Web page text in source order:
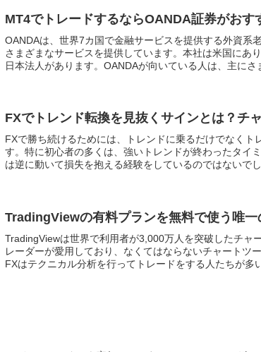
MT4でトレードするならOANDA証券がおす
OANDAは、世界7カ国で金融サービスを提供する外資系
さまざまなサービスを提供しています。本社は米国にあ
日本法人があります。OANDAが向いている人は、主にさ
FXでトレンド転換を見抜くサインとは？チ
FXで勝ち続けるためには、トレンドに乗るだけでなくト
す。特に初心者の多くは、強いトレンドが終わったタイ
は逆に動いて損失を抱える経験をしているのではないで
TradingViewの有料プランを無料で使う唯一
TradingViewは世界で利用者が3,000万人を突破したチャ
レーダーが愛用しており、なくてはならないチャートツ
FXはテクニカル分析を行ってトレードをする人たちが多